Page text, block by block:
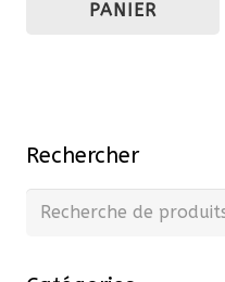
326,70 €.
PANIER
Rechercher
Recherche